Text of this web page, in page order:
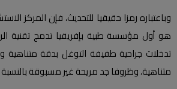
وباعتباره رمزا حقيقيا للتحديث، فإن المركز
هو أول مؤسسة طبية بإفريقيا تدمج تقنية
تدخلات جراحية طفيفة التوغل بدقة متناهية
متناهية، وظروفا جد مريحة غير مسبوقة